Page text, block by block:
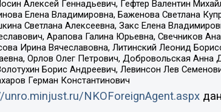
Алексей Геннадьевич, Гефтер Валентин
Елена Владимировна, Баженова Светлана
Светлана Алексеевна, Закс Елена
Арапова Галина Юрьевна, Свечников
Ирина Вячеславовна, Литинский Леонид
Орлов Олег Петрович, Добровольская
Борис Андреевич, Левинсон Лев
Герман Константинович
unro.minjust.ru/NKOForeignAgent.aspx